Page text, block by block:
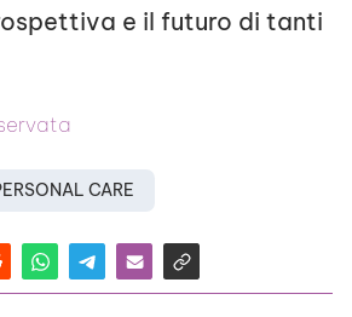
e il futuro di tanti
CARE